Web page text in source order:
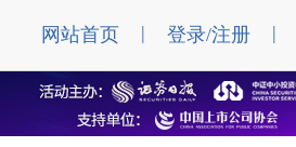
网站首页 | 登录/注册 |